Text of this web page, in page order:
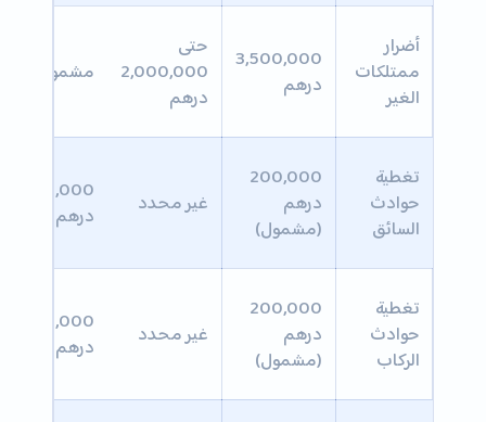
أضرار
ممتلكات
الغير
3,500,000
درهم
حتى
2,000,000
درهم
مشمول
تغطية
حوادث
السائق
200,000
درهم
(مشمول)
غير محدد
200,000
درهم
تغطية
حوادث
الركاب
200,000
درهم
(مشمول)
غير محدد
200,000
درهم